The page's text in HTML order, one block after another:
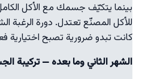
بينما يتكيّف جسمك مع الأكل
للأكل المصنّع تعتدل. دورة الرغبة
كانت تبدو ضرورية تصبح اختيارية
الشهر الثاني وما بعده — تركيبة